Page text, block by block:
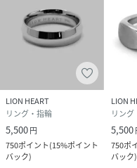
ます。
※金属アレルギーに強い
は様々な為、100%反応
めご了承ください。
性別タイプ ユニセ
原産国 中国
LION HEART
リング・指輪
5,500円
750ポイント(15%ポイント
バック)
LION
リン
5,500
750ポ
バック)